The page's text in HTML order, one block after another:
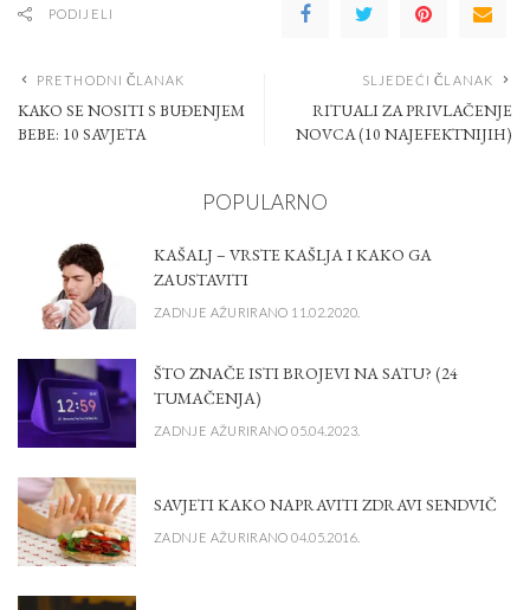
PODIJELI
PRETHODNI ČLANAK
KAKO SE NOSITI S BUĐENJEM
BEBE: 10 SAVJETA
SLJEDEĆI ČLANAK
RITUALI ZA PRIVLAČENJE
NOVCA (10 NAJEFEKTNIJIH)
POPULARNO
KAŠALJ – VRSTE KAŠLJA I KAKO GA
ZAUSTAVITI
ZADNJE AŽURIRANO 11.02.2020.
ŠTO ZNAČE ISTI BROJEVI NA SATU? (24
TUMAČENJA)
ZADNJE AŽURIRANO 05.04.2023.
SAVJETI KAKO NAPRAVITI ZDRAVI SENDVIČ
ZADNJE AŽURIRANO 04.05.2016.